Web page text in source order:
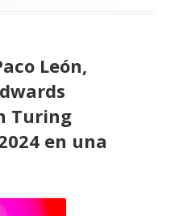
León,
Turing
en una